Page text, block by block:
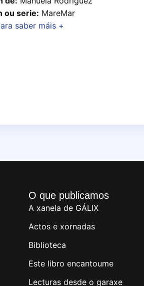
ou serie: MareMar
saber máis +
O que publicamos
A xanela de GÁLIX
Actos e xornadas
Biblioteca
Este libro encantoume
Lecturas desde o garaxe